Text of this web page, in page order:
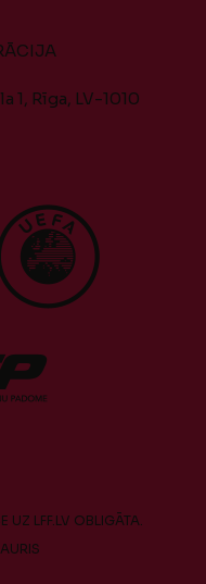
1, Rīga, LV-1010
LFF.LV OBLIGĀTA.
AURIS